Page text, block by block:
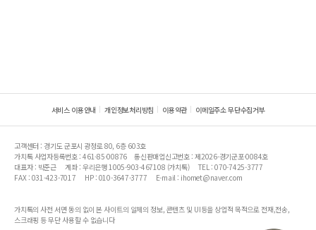
서비스 이용안내 개인정보처리방침 이용약관 이메일주소 무단수집거부
고객센터 : 경기도 군포시 광정로 80, 6층 603호
가치톡 사업자등록번호 : 461-85-00876
통신판매업신고번호 : 제2026-경기군포-0084호
대표자 : 박준근
계좌 : 우리은행 1005-903-467108 (가치톡)
TEL : 070-7425-3777
FAX : 031-423-7017
HP : 010-3647-3777 E-mail : ihomet@naver.com
가치톡의 사전 서면 동의 없이 본 사이트의 일체의 정보, 콘텐츠 및 UI등을 상업적 목적으로 전재,전송,
스크래핑 등 무단 사용할 수 없습니다